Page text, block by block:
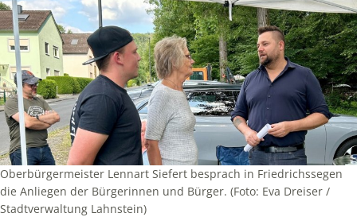
Oberbürgermeister Lennart Siefert besprach in Friedrichssegen
die Anliegen der Bürgerinnen und Bürger. (Foto: Eva Dreiser /
Stadtverwaltung Lahnstein)